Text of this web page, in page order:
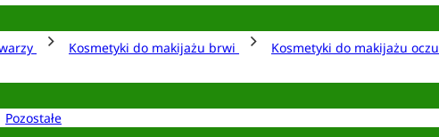
Kosmetyki do makijażu brwi Kosmetyki do makijażu oczu
Pozostałe